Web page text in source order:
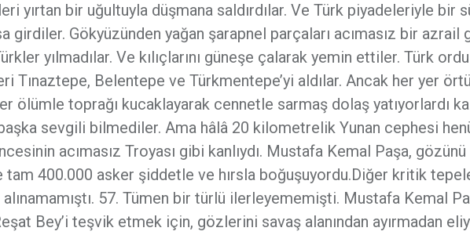
yırtan bir uğultuyla düşmana saldırdılar. Ve Türk piyadeleriyle bir
girdiler. Gökyüzünden yağan şarapnel parçaları acımasız bir azrail
yılmadılar. Ve kılıçlarını güneşe çalarak yemin ettiler. Türk
Tınaztepe, Belentepe ve Türkmentepe’yi aldılar. Ancak her yer
ölümle toprağı kucaklayarak cennetle sarmaş dolaş yatıyorlardı
sevgili bilmediler. Ama hâlâ 20 kilometrelik Yunan cephesi
acımasız Troyası gibi kanlıydı. Mustafa Kemal Paşa, gözünü
tam 400.000 asker şiddetle ve hırsla boğuşuyordu.Diğer kritik
57. Tümen bir türlü ilerleyememişti. Mustafa Kemal
Bey’i teşvik etmek için, gözlerini savaş alanından ayırmadan